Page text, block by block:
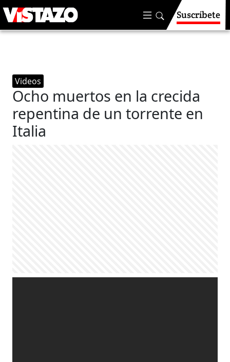
Suscríbete
Videos
Ocho muertos en la crecida
repentina de un torrente en
Italia